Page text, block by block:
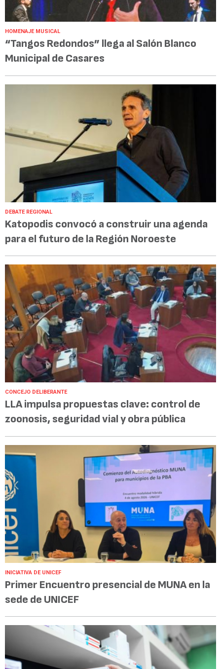
HOMENAJE MUSICAL
“Tangos Redondos” llega al Salón Blanco
Municipal de Casares
DEBATE REGIONAL
Katopodis convocó a construir una agenda
para el futuro de la Región Noroeste
CONCEJO DELIBERANTE
LLA impulsa propuestas clave: control de
zoonosis, seguridad vial y obra pública
INICIATIVA DE UNICEF
Primer Encuentro presencial de MUNA en la
sede de UNICEF